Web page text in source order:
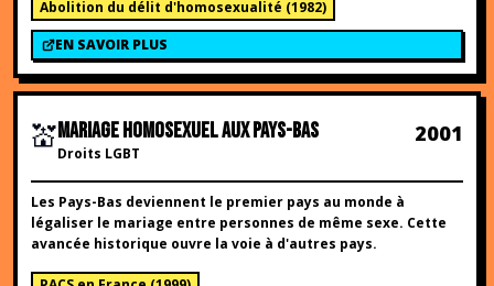
Abolition du délit d'homosexualité (1982)
EN SAVOIR PLUS
💒MARIAGE HOMOSEXUEL AUX PAYS-BAS
Droits LGBT
2001
Les Pays-Bas deviennent le premier pays au monde à
légaliser le mariage entre personnes de même sexe. Cette
avancée historique ouvre la voie à d'autres pays.